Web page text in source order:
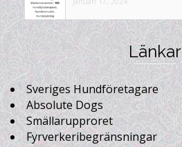
Länkar
Sveriges Hundföretagare
Absolute Dogs
Smällarupproret
Fyrverkeribegränsningar